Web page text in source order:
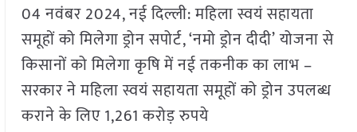
04 नवंबर 2024, नई दिल्ली: महिला स्वयं सहायता
समूहों को मिलेगा ड्रोन सपोर्ट, ‘नमो ड्रोन दीदी’ योजना से
किसानों को मिलेगा कृषि में नई तकनीक का लाभ –
सरकार ने महिला स्वयं सहायता समूहों को ड्रोन उपलब्ध
कराने के लिए 1,261 करोड़ रुपये